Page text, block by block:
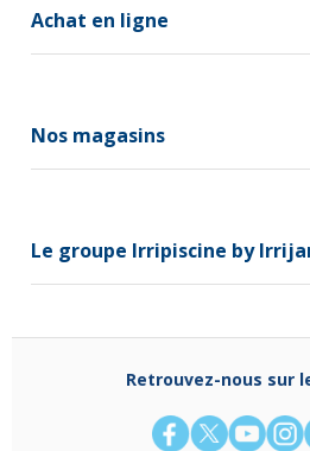
Achat en ligne
Nos magasins
Le groupe Irripiscine by
Retrouvez-nous sur